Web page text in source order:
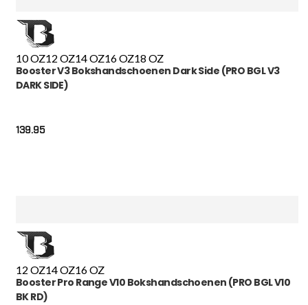
10 OZ12 OZ14 OZ16 OZ18 OZ
Booster V3 Bokshandschoenen Dark Side (PRO BGL V3
DARK SIDE)
139.95
12 OZ14 OZ16 OZ
Booster Pro Range V10 Bokshandschoenen (PRO BGL V10
BK RD)